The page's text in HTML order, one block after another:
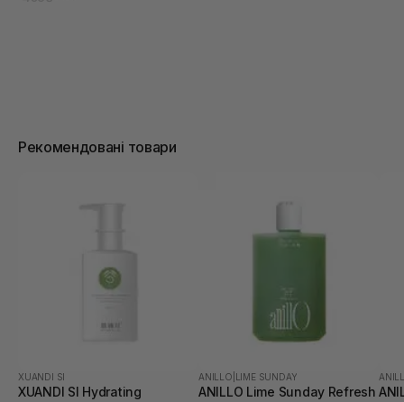
Рекомендовані товари
XUANDI SI
XUANDI SI Hydrating
ANILLO LIME SUNDAY
ANILLO Lime Sunday Refresh